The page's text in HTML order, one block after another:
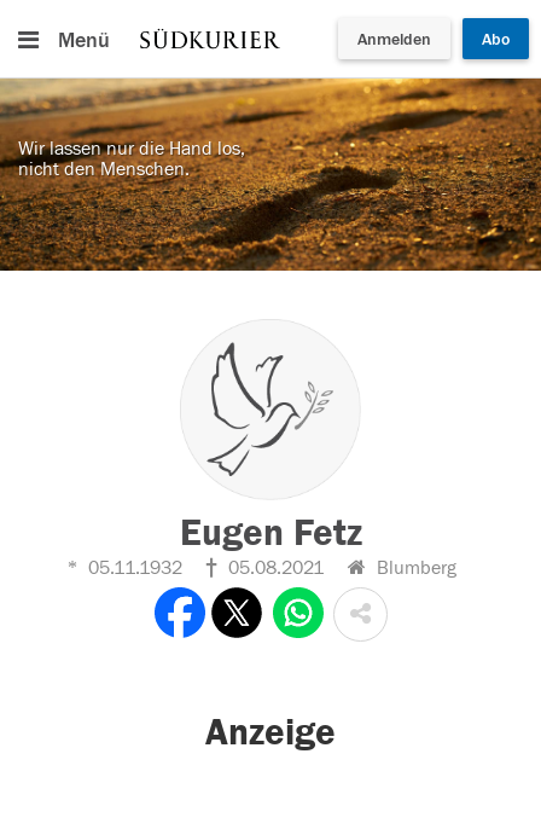
Menü Anmelden Abo
Wir lassen nur die Hand los,
nicht den Menschen.
Eugen Fetz
05.11.1932 05.08.2021 Blumberg
Anzeige